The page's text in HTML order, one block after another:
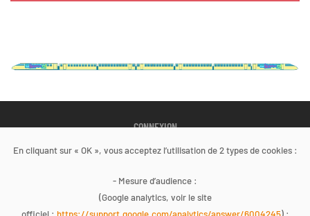
CONNEXION
Site Internet développé en partenariat avec le
En cliquant sur « OK », vous acceptez l’utilisation de 2 types de cookies :
- Mesure d’audience :
(Google analytics, voir le site